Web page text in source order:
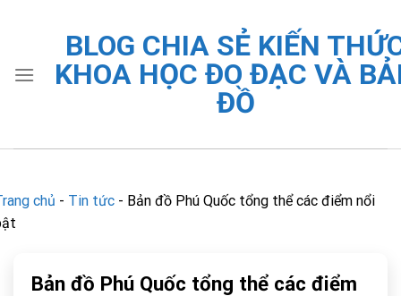
BLOG CHIA SẺ KIẾN
KHOA HỌC ĐO ĐẠC VÀ
ĐỒ
chủ - Tin tức - Bản đồ Phú Quốc tổng thể các điểm nổi
Bản đồ Phú Quốc tổng thể các điểm